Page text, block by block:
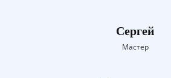
Сергей
Мастер